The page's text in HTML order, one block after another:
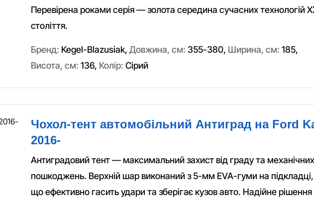
Перевірена роками серія — золота середина сучасних технологій
століття.
Бренд: Kegel-Blazusiak, Довжина, см: 355-380, Ширина, см: 185,
Висота, см: 136, Колір: Сірий
Чохол-тент автомобільний Антиград на Ford
2016-
Антиградовий тент — максимальний захист від граду та механічних
пошкоджень. Верхній шар виконаний з 5-мм EVA-гуми на підкладці,
що ефективно гасить удари та зберігає кузов авто. Надійне рішення